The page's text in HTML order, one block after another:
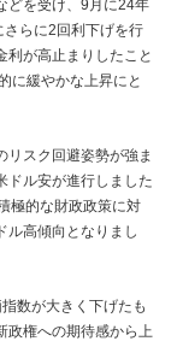
どを受け、9月に24年
らに2回利下げを行
利が高止まりしたこと
に緩やかな上昇にと
リスク回避姿勢が強ま
ドル安が進行しました
極的な財政政策に対
ル高傾向となりまし
数が大きく下げたも
政権への期待感から上